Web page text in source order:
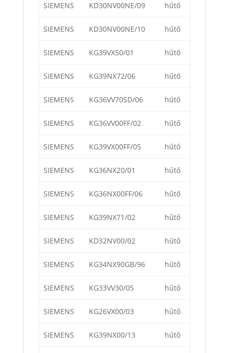
SIEMENS KD30NV00NE/09 hűtő
SIEMENS KD30NV00NE/10 hűtő
SIEMENS KG39VX50/01 hűtő
SIEMENS KG39NX72/06 hűtő
SIEMENS KG36VV70SD/06 hűtő
SIEMENS KG36VV00FF/02 hűtő
SIEMENS KG39VX00FF/05 hűtő
SIEMENS KG36NX20/01 hűtő
SIEMENS KG36NX00FF/06 hűtő
SIEMENS KG39NX71/02 hűtő
SIEMENS KD32NV00/02 hűtő
SIEMENS KG34NX90GB/96 hűtő
SIEMENS KG33VV30/05 hűtő
SIEMENS KG26VX00/03 hűtő
SIEMENS KG39NX00/13 hűtő